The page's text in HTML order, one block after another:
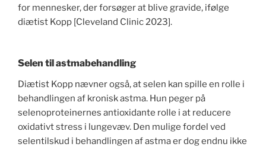
for mennesker, der forsøger at blive gravide, ifølge
diætist Kopp [Cleveland Clinic 2023].
Selen til astmabehandling
Diætist Kopp nævner også, at selen kan spille en rolle i
behandlingen af ​​kronisk astma. Hun peger på
selenoproteinernes antioxidante rolle i at reducere
oxidativt stress i lungevæv. Den mulige fordel ved
selentilskud i behandlingen af ​​astma er dog endnu ikke